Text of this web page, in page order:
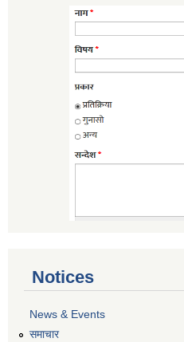
Notices
News & Events
समाचार